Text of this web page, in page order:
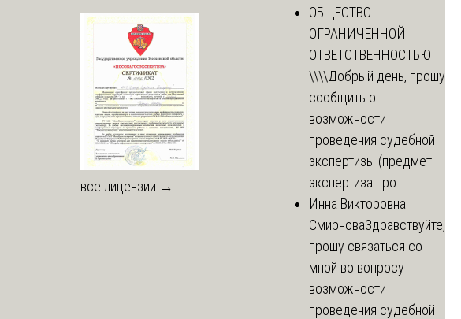
все лицензии →
ОБЩЕСТВО
ОГРАНИЧЕННОЙ
ОТВЕТСТВЕННОСТЬЮ
\\\\Добрый день, прошу
сообщить о
возможности
проведения судебной
экспертизы (предмет:
экспертиза про...
Инна Викторовна
СмирноваЗдравствуйте,
прошу связаться со
мной во вопросу
возможности
проведения судебной